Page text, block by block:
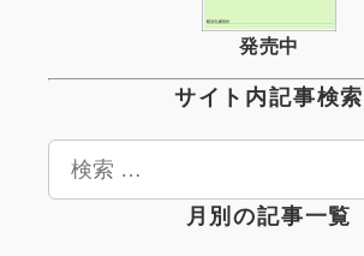
発売中
サイト内記事検索
検
月別の記事一覧